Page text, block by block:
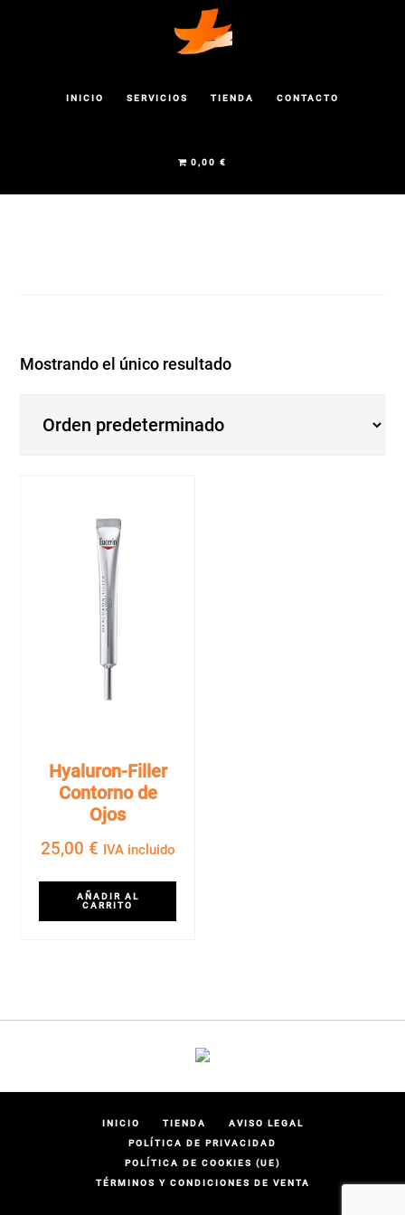
INICIO SERVICIOS TIENDA CONTACTO
0,00 €
Mostrando el único resultado
Hyaluron-Filler
Contorno de
Ojos
25,00 € IVA incluido
AÑADIR AL
CARRITO
INICIO TIENDA
AVISO LEGAL
POLÍTICA DE PRIVACIDAD
POLÍTICA DE COOKIES (UE)
TÉRMINOS Y CONDICIONES DE VENTA